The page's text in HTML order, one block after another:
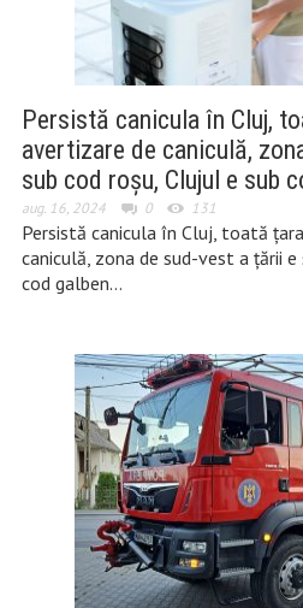
Persistă canicula în Cluj,
avertizare de caniculă,
sub cod roșu, Clujul e sub
aug. 16, 2024 0 131
Persistă canicula în Cluj, toată
caniculă, zona de sud-vest a țării
cod galben…